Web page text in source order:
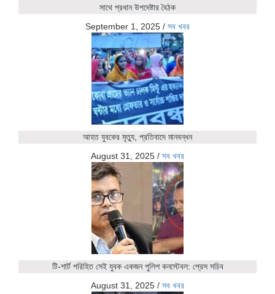
সাথে প্রধান উপদেষ্টার বৈঠক
September 1, 2025 / সব খবর
আহত যুবকের মৃত্যু, প্রতিবাদে মানবন্ধন
August 31, 2025 / সব খবর
টি-শার্ট পরিহিত সেই যুবক একজন পুলিশ কনস্টেবল: প্রেস সচিব
August 31, 2025 / সব খবর